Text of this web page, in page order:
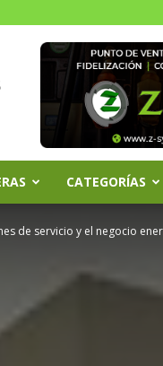
CATEGORÍAS
de servicio y el negocio